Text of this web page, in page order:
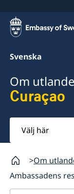
Svenska
Om
Curaçao
Välj
här
Om
Ambassadens